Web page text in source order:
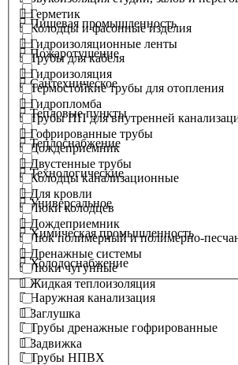
Колодцы и фасонные изделия
Трубы для кабеля
Термостойкие трубы для отопления
Трубы ПП для внутренней
Дождеприемник
Колодцы канализационные
Люки колодцев
Люк полимерный и полимерно-
Люки чугунные
Наружная канализация
Трубы дренажные гофрированные
Трубы НПВХ
Пищевая промышленность
Пожаротушение
Сантехническое
Тепловые пункты
Теплоснабжение
Технологические
Универсальное
Химическая промышленность
Холодоснабжение
Герметик
Гидроизоляционные ленты
Гидроизоляция
Гидропломба
Гофрированные трубы
Двустенные трубы
Для кровли
Дождеприемник
Дренажные системы
Жидкая теплоизоляция
Заглушка
Задвижка